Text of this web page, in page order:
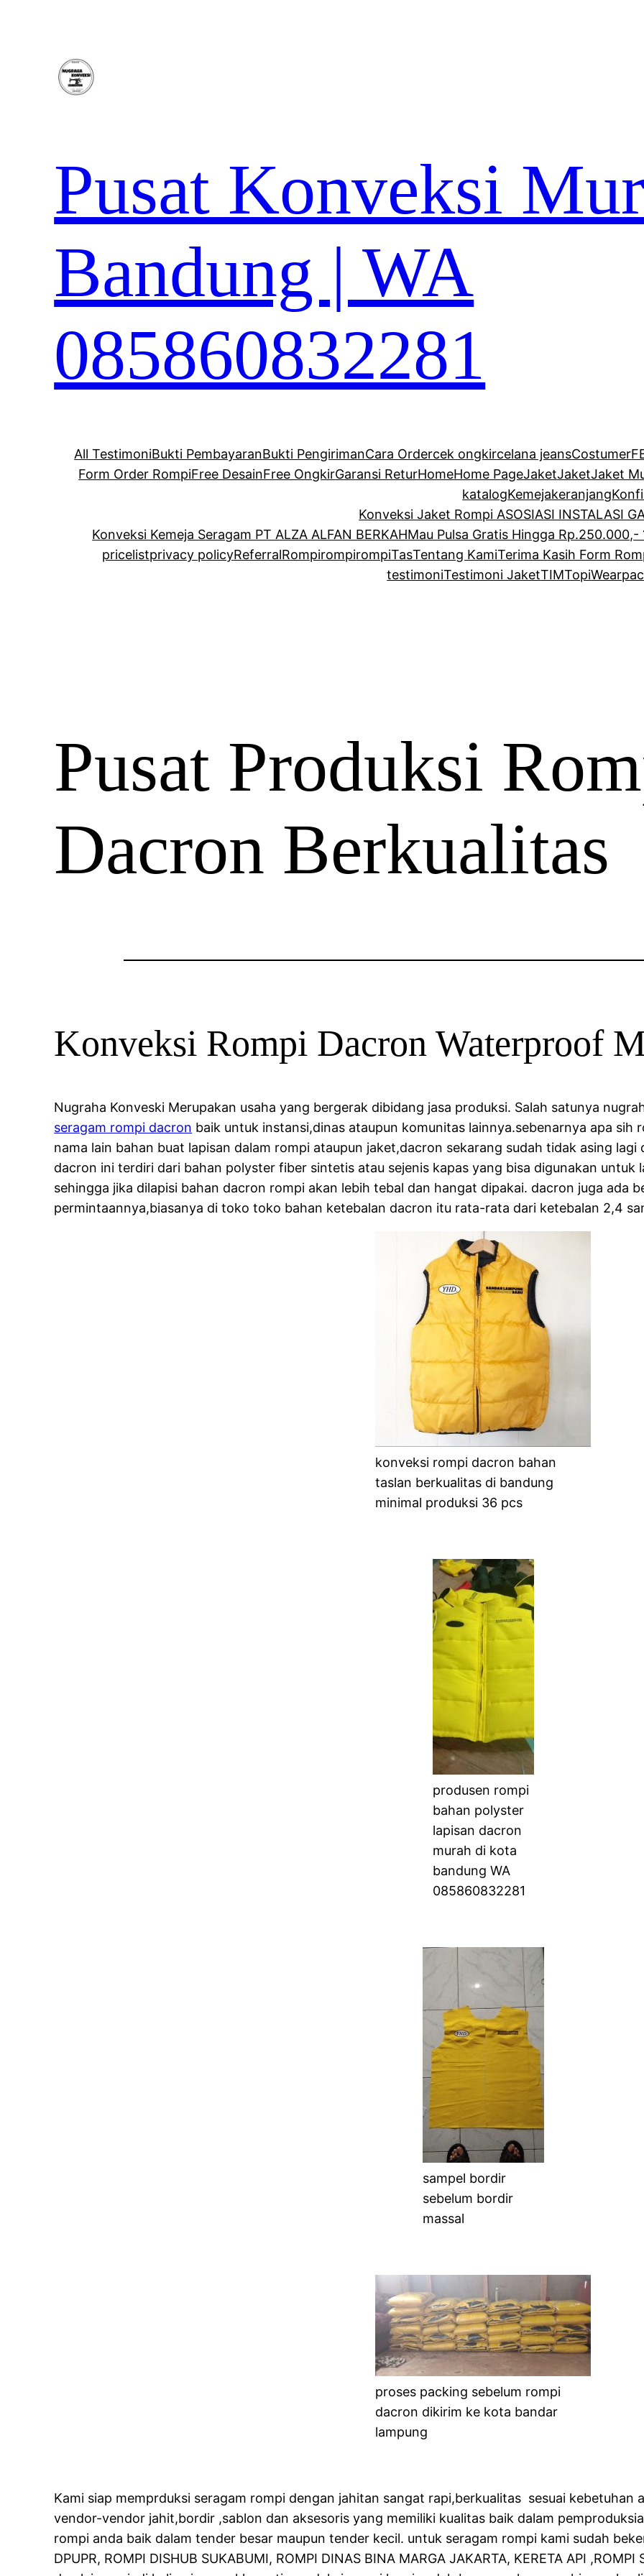
Pusat Konveksi
Bandung | WA
085860832281
All TestimoniBukti PembayaranBukti PengirimanCara Ordercek ongkircelana jeansCostumer
Form Order RompiFree DesainFree OngkirGaransi ReturHomeHome PageJaketJaketJaket
katalogKemejakeranjang
Konveksi Jaket Rompi ASOSIASI INSTALASI
Konveksi Kemeja Seragam PT ALZA ALFAN BERKAHMau Pulsa Gratis Hingga Rp.250.000,-
pricelistprivacy policyReferralRompirompirompiTasTentang KamiTerima Kasih Form
testimoniTestimoni JaketTIMTopi
Pusat Produksi
Dacron Berkualitas
Konveksi Rompi Dacron Waterproof
Nugraha Konveski Merupakan usaha yang bergerak dibidang jasa produksi. Salah satunya
seragam rompi dacron baik untuk instansi,dinas ataupun komunitas lainnya.sebenarnya apa
nama lain bahan buat lapisan dalam rompi ataupun jaket,dacron sekarang sudah tidak asing
dacron ini terdiri dari bahan polyster fiber sintetis atau sejenis kapas yang bisa digunakan
sehingga jika dilapisi bahan dacron rompi akan lebih tebal dan hangat dipakai. dacron juga ada
permintaannya,biasanya di toko toko bahan ketebalan dacron itu rata-rata dari ketebalan 2,4
konveksi rompi dacron bahan
taslan berkualitas di bandung
minimal produksi 36 pcs
produsen rompi
bahan polyster
lapisan dacron
murah di kota
bandung WA
085860832281
sampel bordir
sebelum bordir
massal
proses packing sebelum rompi
dacron dikirim ke kota bandar
lampung
Kami siap memprduksi seragam rompi dengan jahitan sangat rapi,berkualitas sesuai kebetuhan
vendor-vendor jahit,bordir ,sablon dan aksesoris yang memiliki kualitas baik dalam
rompi anda baik dalam tender besar maupun tender kecil. untuk seragam rompi kami sudah
DPUPR, ROMPI DISHUB SUKABUMI, ROMPI DINAS BINA MARGA JAKARTA, KERETA API ,ROMPI